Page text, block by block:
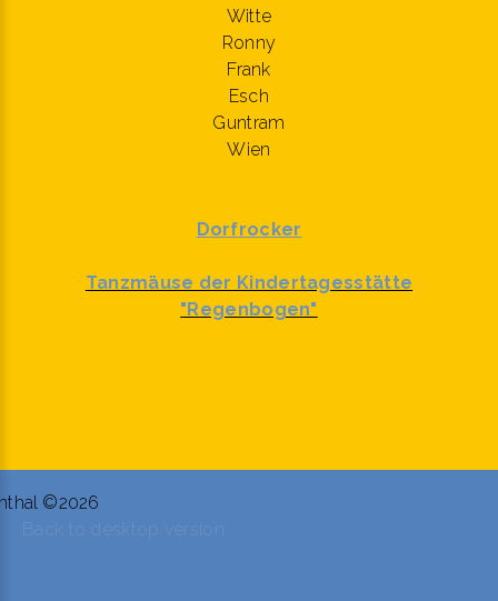
Witte
Ronny
Frank
Esch
Guntram
Wien
Dorfrocker
Tanzmäuse der Kindertagesstätte
"Regenbogen"
©2026
Back to desktop version